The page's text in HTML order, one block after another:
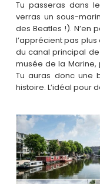
Tu passeras dans
verras un sous-
des Beatles !). N’en
l’apprécient pas
du canal principal de
musée de la
Tu auras donc une
histoire. L’idéal pour